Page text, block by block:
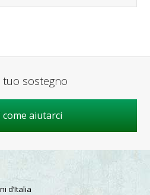
sostegno
come aiutarci
d’Italia